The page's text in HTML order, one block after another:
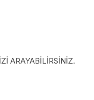
ARAYABİLİRSİNİZ.